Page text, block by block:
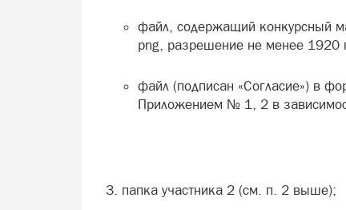
файл, содержащий конкурсный
png, разрешение не менее 1920
файл (подписан «Согласие») в
Приложением № 1, 2 в
папка участника 2 (см. п. 2 выше);